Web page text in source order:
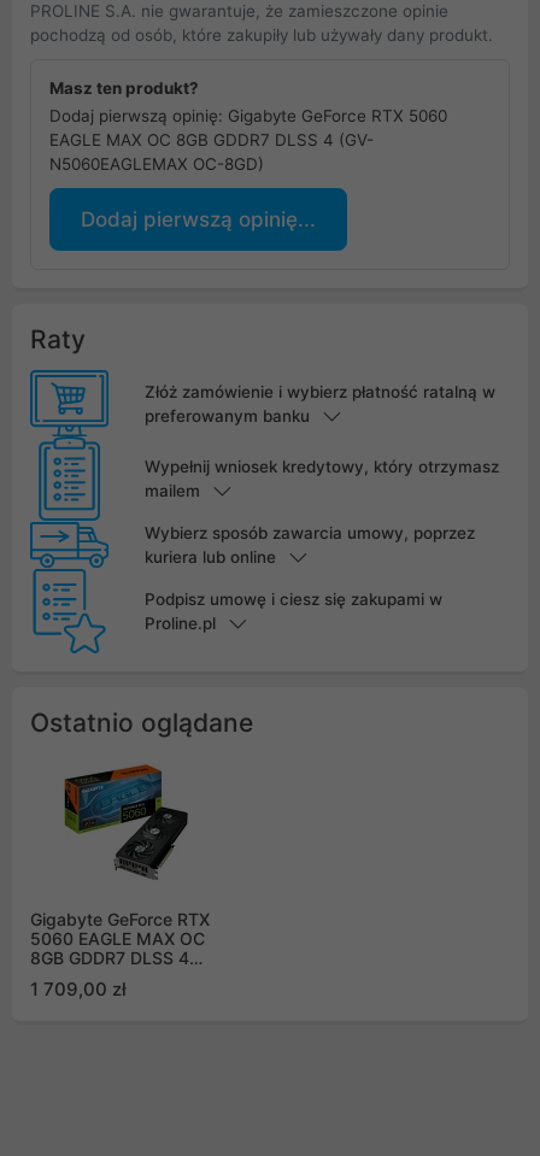
PROLINE S.A. nie gwarantuje, że zamieszczone opinie
pochodzą od osób, które zakupiły lub używały dany produkt.
Masz ten produkt?
Dodaj pierwszą opinię: Gigabyte GeForce RTX 5060
EAGLE MAX OC 8GB GDDR7 DLSS 4 (GV-
N5060EAGLEMAX OC-8GD)
Dodaj pierwszą opinię...
Raty
Złóż zamówienie i wybierz płatność ratalną w
preferowanym banku
Wypełnij wniosek kredytowy, który otrzymasz
mailem
Wybierz sposób zawarcia umowy, poprzez
kuriera lub online
Podpisz umowę i ciesz się zakupami w
Proline.pl
Ostatnio oglądane
Gigabyte GeForce RTX
5060 EAGLE MAX OC
8GB GDDR7 DLSS 4
OC-8GD)
1 709,00 zł